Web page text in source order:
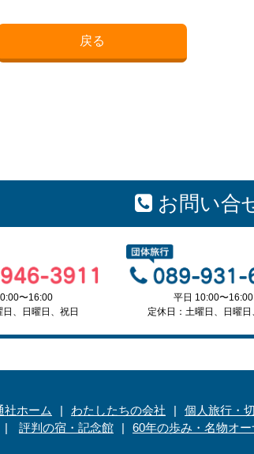
戻る
お問い合
〜16:00
、日曜日、祝日
平日 10:00〜16:00
定休日：土曜日、日曜日
社ホーム わたしたちの会社 個人旅行・
評判の宿・記念館 60年の歩み・名物オー